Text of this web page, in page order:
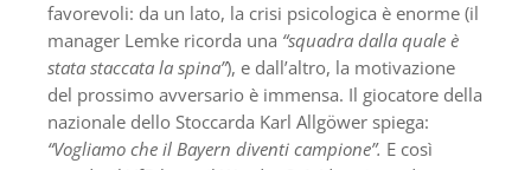
favorevoli: da un lato, la crisi psicologica è enorme (il
manager Lemke ricorda una “squadra dalla quale è
stata staccata la spina”), e dall’altro, la motivazione
del prossimo avversario è immensa. Il giocatore della
nazionale dello Stoccarda Karl Allgöwer spiega:
“Vogliamo che il Bayern diventi campione”. E così